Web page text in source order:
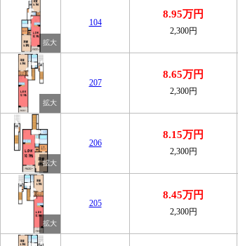
104
8.95万円
2,300円
207
8.65万円
2,300円
206
8.15万円
2,300円
205
8.45万円
2,300円